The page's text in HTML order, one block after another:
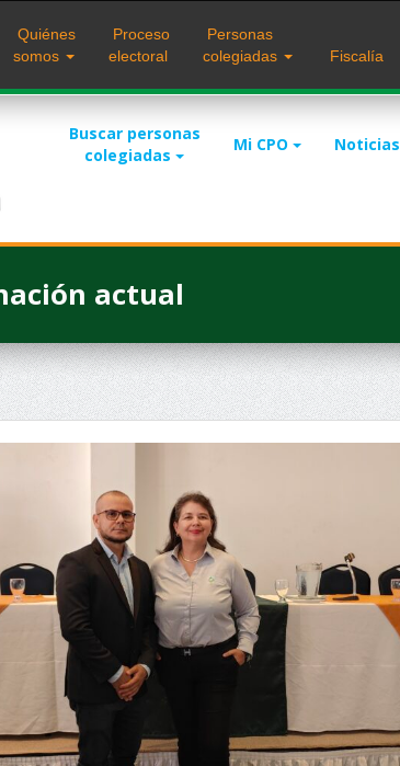
Quiénes
somos
Proceso
electoral
Personas
colegiadas
Fiscalía
Buscar personas
colegiadas
Mi CPO Noticias
actual